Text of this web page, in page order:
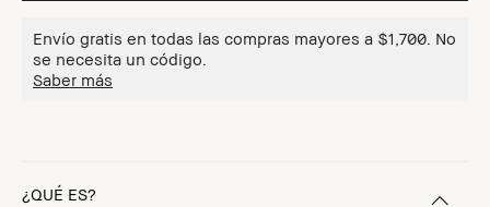
Envío gratis en todas las compras mayores a $1,700. No
se necesita un código.
Saber más
¿QUÉ ES?